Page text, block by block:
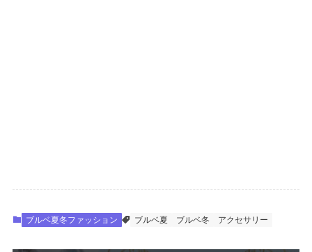
ブルベ夏冬ファッション ブルベ夏 ブルベ冬 アクセサリー